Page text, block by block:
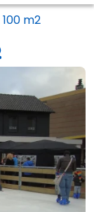
m2